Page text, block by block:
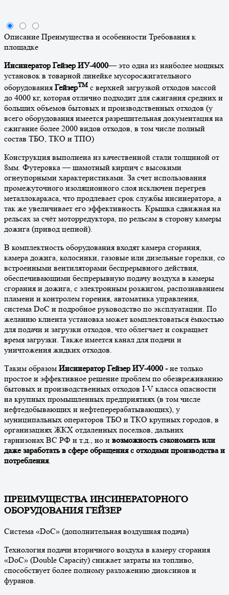
Описание Преимущества и особенности Требования к
площадке
Инсинератор Гейзер ИУ-4000— это одна из наиболее мощных
установок в товарной линейке мусоросжигательного
оборудования ГейзерТМ с верхней загрузкой отходов массой
до 4000 кг, которая отлично подходит для сжигания средних и
больших объемов бытовых и производственных отходов (у
всего оборудования имеется разрешительная документация на
сжигание более 2000 видов отходов, в том числе полный
состав ТБО, ТКО и ТПО)
Конструкция выполнена из качественной стали толщиной от
8мм. Футеровка — шамотный кирпич с высокими
огнеупорными характеристиками. За счет использования
промежуточного изоляционного слоя исключен перегрев
металлокаркаса, что продлевает срок службы инсинератора, а
так же увеличивает его эффективность. Крышка сдвижная на
рельсах за счёт моторредуктора, по рельсам в сторону камеры
дожига (привод цепной).
В комплектность оборудования входят камера сгорания,
камера дожига, колосники, газовые или дизельные горелки, со
встроенными вентиляторами беспрерывного действия,
обеспечивающими беспрерывную подачу воздуха в камеры
сгорания и дожига, с электронным розжигом, распознаванием
пламени и контролем горения, автоматика управления,
система DoC и подробное руководство по эксплуатации. По
желанию клиента установка может комплектоваться ёмкостью
для подачи и загрузки отходов, что облегчает и сокращает
время загрузки. Также имеется канал для подачи и
уничтожения жидких отходов.
Таким образом Инсинератор Гейзер ИУ-4000 -не только
простое и эффективное решение проблем по обезвреживанию
бытовых и производственных отходов I-V класса опасности
на крупных промышленных предприятиях (в том числе
нефтедобывающих и нефтеперерабатывающих), у
муниципальных операторов ТБО и ТКО крупных городов, в
организациях ЖКХ отдаленных поселков, дальних
гарнизонах ВС РФ и т.д., но и возможность сэкономить или
даже заработать в сфере обращения с отходами производства и
потребления.
ПРЕИМУЩЕСТВА ИНСИНЕРАТОРНОГО
ОБОРУДОВАНИЯ ГЕЙЗЕР
Система «DoC» (дополнительная воздушная подача)
Технология подачи вторичного воздуха в камеру сгорания
«DoC» (Double Capacity) снижает затраты на топливо,
способствует более полному разложению диоксинов и
фуранов.